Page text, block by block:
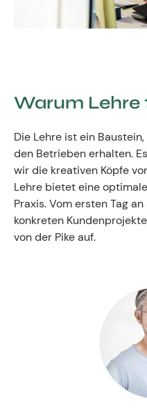
Anmeldung
Kontakt zum
Aktuelles
Events
Warum Lehre
Die Lehre ist ein
den Betrieben erhalten.
wir die kreativen Köpfe
Lehre bietet eine
Praxis. Vom ersten Tag
konkreten
von der Pike auf.